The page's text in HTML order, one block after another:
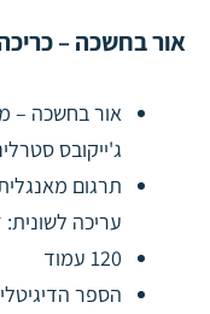
אור בחשכה –
אור בחשכה –
ג'ייקובס
תרגום
עריכה לשונית:
120 עמוד
הספר